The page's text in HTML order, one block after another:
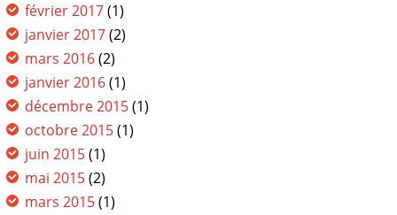
février 2017(1)
janvier 2017(2)
mars 2016(2)
janvier 2016(1)
décembre 2015(1)
octobre 2015(1)
juin 2015(1)
mai 2015(2)
mars 2015(1)